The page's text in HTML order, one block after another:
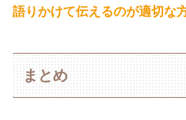
語りかけて伝えるのが適切な
まとめ